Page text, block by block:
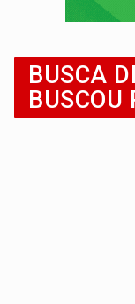
PF
BUSCA
BUSCOU